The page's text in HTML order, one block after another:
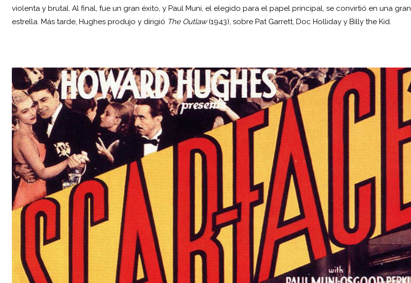
violenta y brutal. Al final, fue un gran éxito, y Paul Muni, el elegido para el papel principal, se convirtió en una gran
estrella. Más tarde, Hughes produjo y dirigió The Outlaw(1943), sobre Pat Garrett, Doc Holliday y Billy the Kid.